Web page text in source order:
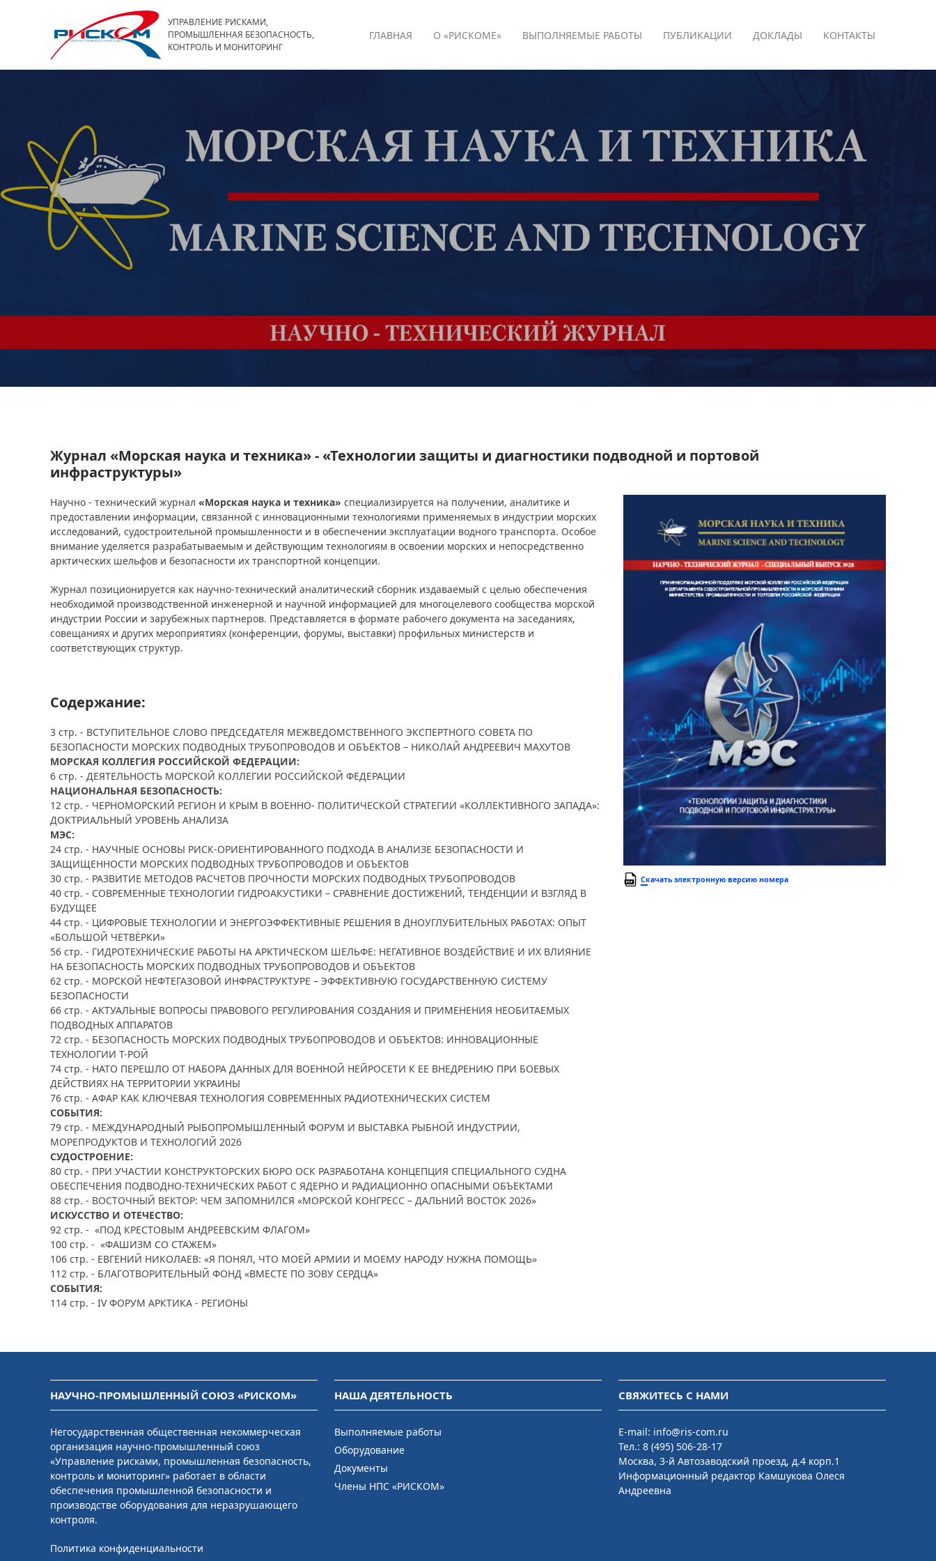
УПРАВЛЕНИЕ РИСКАМИ,
ПРОМЫШЛЕННАЯ БЕЗОПАСНОСТЬ,
КОНТРОЛЬ И МОНИТОРИНГ
ГЛАВНАЯ О «РИСКОМЕ» ВЫПОЛНЯЕМЫЕ РАБОТЫ ПУБЛИКАЦИИ ДОКЛАДЫ КОНТАКТЫ
Журнал «Морская наука и техника» - «Технологии защиты и диагностики подводной и портовой
инфраструктуры»
Научно - технический журнал «Морская наука и техника» специализируется на получении, аналитике и
предоставлении информации, связанной с инновационными технологиями применяемых в индустрии морских
исследований, судостроительной промышленности и в обеспечении эксплуатации водного транспорта. Особое
внимание уделяется разрабатываемым и действующим технологиям в освоении морских и непосредственно
арктических шельфов и безопасности их транспортной концепции.
Журнал позиционируется как научно-технический аналитический сборник издаваемый с целью обеспечения
необходимой производственной инженерной и научной информацией для многоцелевого сообщества морской
индустрии России и зарубежных партнеров. Представляется в формате рабочего документа на заседаниях,
совещаниях и других мероприятиях (конференции, форумы, выставки) профильных министерств и
соответствующих структур.
Содержание:
3 стр. - ВСТУПИТЕЛЬНОЕ СЛОВО ПРЕДСЕДАТЕЛЯ МЕЖВЕДОМСТВЕННОГО ЭКСПЕРТНОГО СОВЕТА ПО
БЕЗОПАСНОСТИ МОРСКИХ ПОДВОДНЫХ ТРУБОПРОВОДОВ И ОБЪЕКТОВ – НИКОЛАЙ АНДРЕЕВИЧ МАХУТОВ
МОРСКАЯ КОЛЛЕГИЯ РОССИЙСКОЙ ФЕДЕРАЦИИ:
6 стр. - ДЕЯТЕЛЬНОСТЬ МОРСКОЙ КОЛЛЕГИИ РОССИЙСКОЙ ФЕДЕРАЦИИ
НАЦИОНАЛЬНАЯ БЕЗОПАСНОСТЬ:
12 стр. - ЧЕРНОМОРСКИЙ РЕГИОН И КРЫМ В ВОЕННО- ПОЛИТИЧЕСКОЙ СТРАТЕГИИ «КОЛЛЕКТИВНОГО ЗАПАДА»:
ДОКТРИАЛЬНЫЙ УРОВЕНЬ АНАЛИЗА
МЭС:
24 стр. - НАУЧНЫЕ ОСНОВЫ РИСК-ОРИЕНТИРОВАННОГО ПОДХОДА В АНАЛИЗЕ БЕЗОПАСНОСТИ И
ЗАЩИЩЕННОСТИ МОРСКИХ ПОДВОДНЫХ ТРУБОПРОВОДОВ И ОБЪЕКТОВ
30 стр. - РАЗВИТИЕ МЕТОДОВ РАСЧЕТОВ ПРОЧНОСТИ МОРСКИХ ПОДВОДНЫХ ТРУБОПРОВОДОВ
40 стр. - СОВРЕМЕННЫЕ ТЕХНОЛОГИИ ГИДРОАКУСТИКИ – СРАВНЕНИЕ ДОСТИЖЕНИЙ, ТЕНДЕНЦИИ И ВЗГЛЯД В
БУДУЩЕЕ
44 стр. - ЦИФРОВЫЕ ТЕХНОЛОГИИ И ЭНЕРГОЭФФЕКТИВНЫЕ РЕШЕНИЯ В ДНОУГЛУБИТЕЛЬНЫХ РАБОТАХ: ОПЫТ
«БОЛЬШОЙ ЧЕТВЁРКИ»
56 стр. - ГИДРОТЕХНИЧЕСКИЕ РАБОТЫ НА АРКТИЧЕСКОМ ШЕЛЬФЕ: НЕГАТИВНОЕ ВОЗДЕЙСТВИЕ И ИХ ВЛИЯНИЕ
НА БЕЗОПАСНОСТЬ МОРСКИХ ПОДВОДНЫХ ТРУБОПРОВОДОВ И ОБЪЕКТОВ
62 стр. - МОРСКОЙ НЕФТЕГАЗОВОЙ ИНФРАСТРУКТУРЕ – ЭФФЕКТИВНУЮ ГОСУДАРСТВЕННУЮ СИСТЕМУ
БЕЗОПАСНОСТИ
66 стр. - АКТУАЛЬНЫЕ ВОПРОСЫ ПРАВОВОГО РЕГУЛИРОВАНИЯ СОЗДАНИЯ И ПРИМЕНЕНИЯ НЕОБИТАЕМЫХ
ПОДВОДНЫХ АППАРАТОВ
72 стр. - БЕЗОПАСНОСТЬ МОРСКИХ ПОДВОДНЫХ ТРУБОПРОВОДОВ И ОБЪЕКТОВ: ИННОВАЦИОННЫЕ
ТЕХНОЛОГИИ Т-РОЙ
74 стр. - НАТО ПЕРЕШЛО ОТ НАБОРА ДАННЫХ ДЛЯ ВОЕННОЙ НЕЙРОСЕТИ К ЕЕ ВНЕДРЕНИЮ ПРИ БОЕВЫХ
ДЕЙСТВИЯХ НА ТЕРРИТОРИИ УКРАИНЫ
76 стр. - АФАР КАК КЛЮЧЕВАЯ ТЕХНОЛОГИЯ СОВРЕМЕННЫХ РАДИОТЕХНИЧЕСКИХ СИСТЕМ
СОБЫТИЯ:
79 стр. - МЕЖДУНАРОДНЫЙ РЫБОПРОМЫШЛЕННЫЙ ФОРУМ И ВЫСТАВКА РЫБНОЙ ИНДУСТРИИ,
МОРЕПРОДУКТОВ И ТЕХНОЛОГИЙ 2026
СУДОСТРОЕНИЕ:
80 стр. - ПРИ УЧАСТИИ КОНСТРУКТОРСКИХ БЮРО ОСК РАЗРАБОТАНА КОНЦЕПЦИЯ СПЕЦИАЛЬНОГО СУДНА
ОБЕСПЕЧЕНИЯ ПОДВОДНО-ТЕХНИЧЕСКИХ РАБОТ С ЯДЕРНО И РАДИАЦИОННО ОПАСНЫМИ ОБЪЕКТАМИ
88 стр. - ВОСТОЧНЫЙ ВЕКТОР: ЧЕМ ЗАПОМНИЛСЯ «МОРСКОЙ КОНГРЕСС – ДАЛЬНИЙ ВОСТОК 2026»
ИСКУССТВО И ОТЕЧЕСТВО:
92 стр. - «ПОД КРЕСТОВЫМ АНДРЕЕВСКИМ ФЛАГОМ»
100 стр. - «ФАШИЗМ СО СТАЖЕМ»
106 стр. - ЕВГЕНИЙ НИКОЛАЕВ: «Я ПОНЯЛ, ЧТО МОЕЙ АРМИИ И МОЕМУ НАРОДУ НУЖНА ПОМОЩЬ»
112 стр. - БЛАГОТВОРИТЕЛЬНЫЙ ФОНД «ВМЕСТЕ ПО ЗОВУ СЕРДЦА»
СОБЫТИЯ:
114 стр. - IV ФОРУМ АРКТИКА - РЕГИОНЫ
Скачать электронную версию номера
НАУЧНО-ПРОМЫШЛЕННЫЙ СОЮЗ «РИСКОМ»
Негосударственная общественная некоммерческая
организация научно-промышленный союз
«Управление рисками, промышленная безопасность,
контроль и мониторинг» работает в области
обеспечения промышленной безопасности и
производстве оборудования для неразрушающего
контроля.
Политика конфиденциальности
НАША ДЕЯТЕЛЬНОСТЬ
Выполняемые работы
Оборудование
Документы
Члены НПС «РИСКОМ»
СВЯЖИТЕСЬ С НАМИ
E-mail: info@ris-com.ru
Тел.: 8 (495) 506-28-17
Москва, 3-й Автозаводский проезд, д.4 корп.1
Информационный редактор Камшукова Олеся
Андреевна